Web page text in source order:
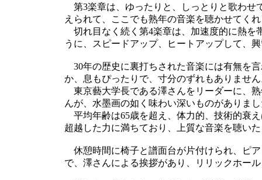
第3楽章は、ゆったりと、しっとりと歌わせ
えられて、ここでも熟年の音楽を聴かせてく
切れ目なく続く第4楽章は、加速度的に熱を
うに、スピードアップ、ヒートアップして、
30年の歴史に裏打ちされた音楽には有無を
か、息もぴったりで、寸分のずれもありませ
東京藝大学長である澤さんをリーダーに、
んが、水墨画の如く味わい深いものがありま
平均年齢は65歳を超え、体力的、技術的衰
超越した力に満ちており、上質な音楽を聴い
休憩時間に椅子と譜面台が片付けられ、ピ
で、澤さんによる挨拶があり、リリックホー